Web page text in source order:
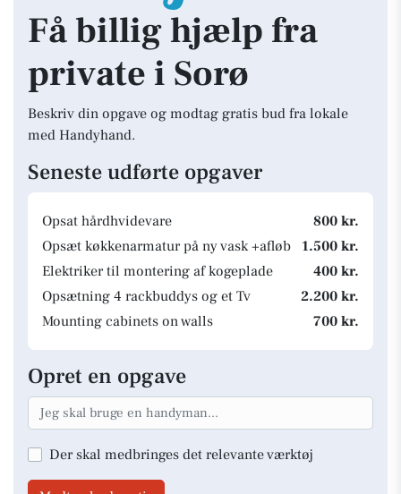
Få billig hjælp fra
private i Sorø
Beskriv din opgave og modtag gratis bud fra lokale
med Handyhand.
Seneste udførte opgaver
Opsat hårdhvidevare
800 kr.
Opsæt køkkenarmatur på ny vask +afløb
1.500 kr.
Elektriker til montering af kogeplade
400 kr.
Opsætning 4 rackbuddys og et Tv
2.200 kr.
Mounting cabinets on walls
700 kr.
Opret en opgave
Der skal medbringes det relevante værktøj